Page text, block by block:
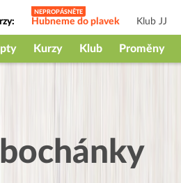
Hubneme do plavek Klub JJ
Kurzy Klub Proměny